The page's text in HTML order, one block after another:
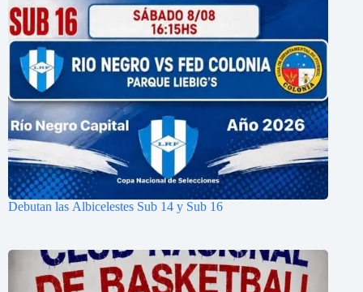
Debutan las Albicelestes Sub 14 y Sub 16